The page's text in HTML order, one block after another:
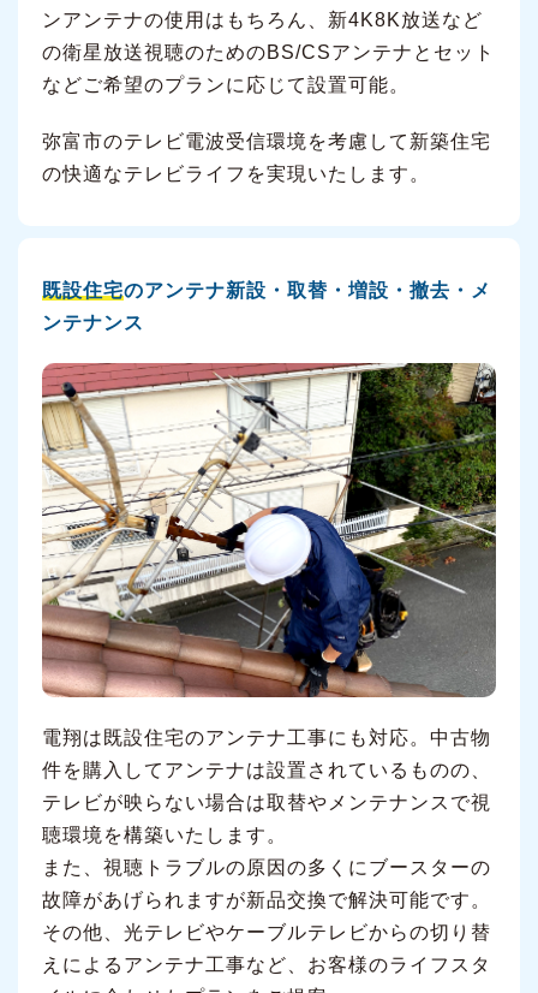
ンアンテナの使用はもちろん、新4K8K放送など
の衛星放送視聴のためのBS/CSアンテナとセット
などご希望のプランに応じて設置可能。
弥富市のテレビ電波受信環境を考慮して新築住宅
の快適なテレビライフを実現いたします。
既設住宅のアンテナ新設・取替・増設・撤去・メ
ンテナンス
電翔は既設住宅のアンテナ工事にも対応。中古物
件を購入してアンテナは設置されているものの、
テレビが映らない場合は取替やメンテナンスで視
聴環境を構築いたします。
また、視聴トラブルの原因の多くにブースターの
故障があげられますが新品交換で解決可能です。
その他、光テレビやケーブルテレビからの切り替
えによるアンテナ工事など、お客様のライフスタ